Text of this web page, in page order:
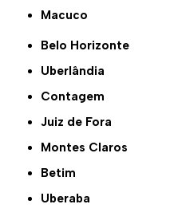
Macuco
Belo Horizonte
Uberlândia
Contagem
Juiz de Fora
Montes Claros
Betim
Uberaba